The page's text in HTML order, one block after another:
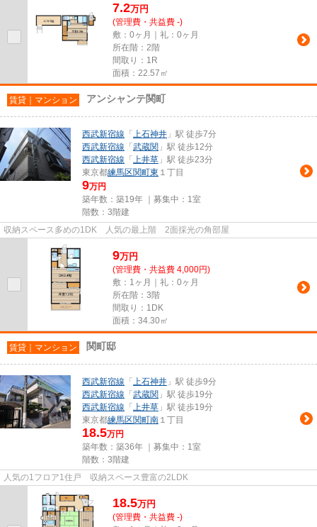
7.2万円
(管理費・共益費 -)
敷：0ヶ月｜礼：0ヶ月
所在階：2階
間取り：1R
面積：22.57㎡
賃貸｜マンション アンシャンテ関町
西武新宿線 「 上石神井 」駅 徒歩7分
西武新宿線 「 武蔵関 」駅 徒歩12分
西武新宿線 「 上井草 」駅 徒歩23分
東京都練馬区関町東 １丁目
9万円
築年数：築19年 ｜募集中： 1室
階数：3階建
収納スペース多めの1DK 人気の最上階 2面採光の角部屋
9万円
(管理費・共益費 4,000円)
敷：1ヶ月｜礼：0ヶ月
所在階：3階
間取り：1DK
面積：34.30㎡
賃貸｜マンション 関町邸
西武新宿線 「 上石神井 」駅 徒歩9分
西武新宿線 「 武蔵関 」駅 徒歩19分
西武新宿線 「 上井草 」駅 徒歩19分
東京都練馬区関町南 １丁目
18.5万円
築年数：築36年 ｜募集中： 1室
階数：3階建
人気の1フロア1住戸 収納スペース豊富の2LDK
18.5万円
(管理費・共益費 -)